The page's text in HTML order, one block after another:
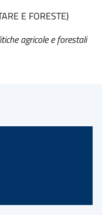
E FORESTE)
agricole e forestali